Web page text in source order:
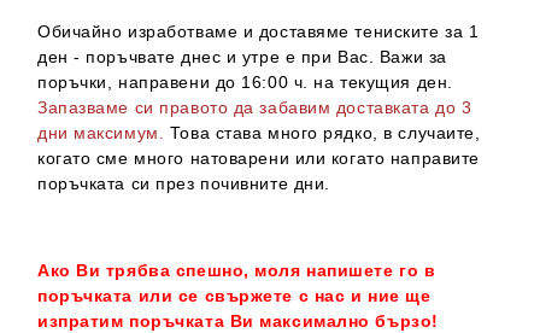
Обичайно изработваме и доставяме тениските за 1
ден - поръчвате днес и утре е при Вас. Важи за
поръчки, направени до 16:00 ч. на текущия ден.
Запазваме си правото да забавим доставката до 3
дни максимум.
Това става много рядко, в случаите,
когато сме много натоварени или когато направите
поръчката си през почивните дни.
Ако Ви трябва спешно, моля напишете го в
поръчката или се свържете с нас и ние ще
изпратим поръчката Ви максимално бързо!